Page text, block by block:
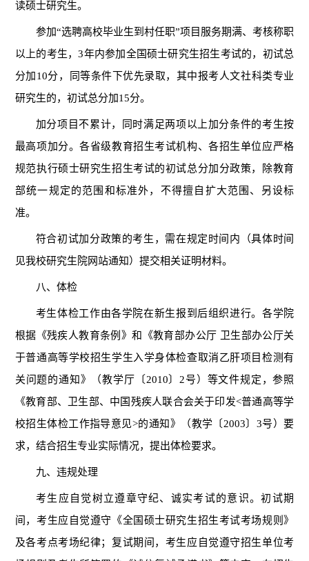
读硕士研究生。
参加“选聘高校毕业生到村任职”项目服务期满、考核称职
以上的考生，3年内参加全国硕士研究生招生考试的，初试总
分加10分，同等条件下优先录取，其中报考人文社科类专业
研究生的，初试总分加15分。
加分项目不累计，同时满足两项以上加分条件的考生按
最高项加分。各省级教育招生考试机构、各招生单位应严格
规范执行硕士研究生招生考试的初试总分加分政策，除教育
部统一规定的范围和标准外，不得擅自扩大范围、另设标
准。
符合初试加分政策的考生，需在规定时间内（具体时间
见我校研究生院网站通知）提交相关证明材料。
八、体检
考生体检工作由各学院在新生报到 后组织进行。 各学院
根据《残疾人教育条例》和
《教育部办公厅 卫生部办公厅关
于普通高等学校招生学生入学身体检查取消乙肝项目检测有
关问题的通知》（教学厅〔2010〕2号） 等文件规定，参照
《教育部、卫生部、中国残疾人联合会关于印发<普通高等学
校招生体检工作指导意见>的通知》 （教学〔2003〕3号）要
求，结合招生专业实际情况，提出体检要求。
九、违规处理
考生应自觉树立遵章守纪、诚实考试的意识。初试期
间，考生应自觉遵守《全国硕士研究生招生考试考场规则》
及各考点考场纪律；复试期间，考生应自觉遵守招生单位考